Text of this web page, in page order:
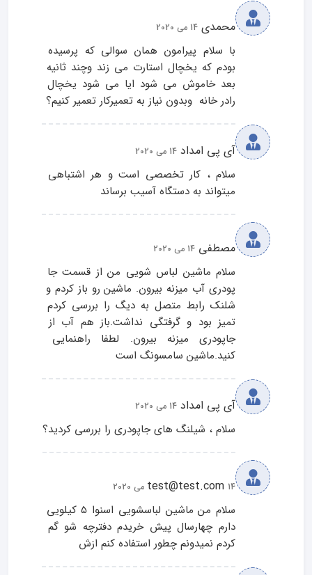
محمدی 14 می 2020
با سلام پیرامون همان سوالی که پرسیده
بودم که یخچال استارت می زند وچند ثانیه
بعد خاموش می شود ایا می شود یخچال
رادر خانه  وبدون نیاز به تعمیرکار تعمیر کنیم؟
آی پی امداد 14 می 2020
سلام ، کار تخصصی است و هر اشتباهی
میتواند به دستگاه آسیب برساند
مصطفی 14 می 2020
سلام ماشین لباس شویی من از قسمت جا
پودری آب میزنه بیرون. ماشین رو باز کردم و
شلنک رابط متصل به دیگ را بررسی کردم
تمیز بود و گرفتگی نداشت.باز هم آب از
جاپودری میزنه بیرون. لطفا راهنمایی
کنید.ماشین سامسونگ است
آی پی امداد 14 می 2020
سلام ، شیلنگ های جاپودری را بررسی کردید؟
test@test.com 14 می 2020
سلام من ماشین لباسشویی اسنوا ۵ کیلویی
دارم چهارسال پیش خریدم دفترچه شو گم
کردم نمیدونم چطور استفاده کنم ازش